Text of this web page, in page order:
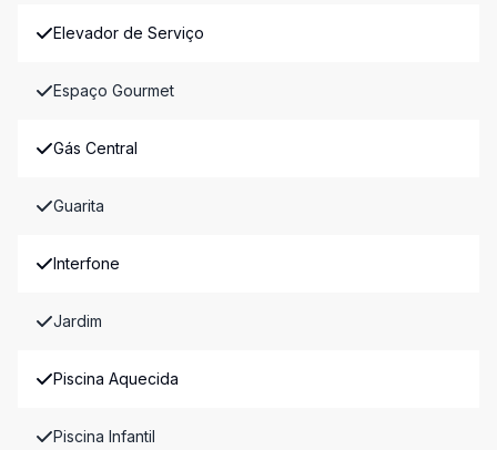
Elevador de Serviço
Espaço Gourmet
Gás Central
Guarita
Interfone
Jardim
Piscina Aquecida
Piscina Infantil